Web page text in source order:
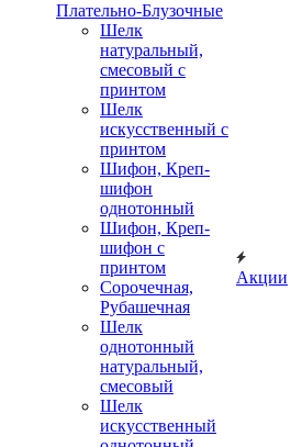
Плательно-Блузочные
Шелк
натуральный,
смесовый с
принтом
Шелк
искусственный с
принтом
Шифон, Креп-
шифон
однотонный
Шифон, Креп-
шифон с
принтом
Сорочечная,
Рубашечная
Шелк
однотонный
натуральный,
смесовый
Шелк
искусственный
Акции